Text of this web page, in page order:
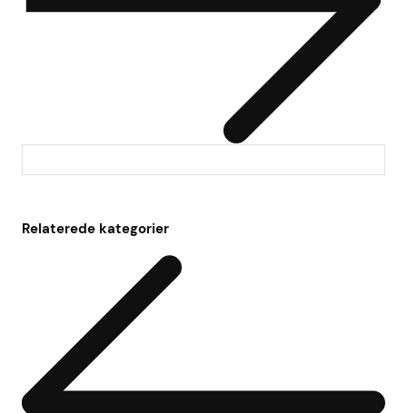
Relaterede kategorier